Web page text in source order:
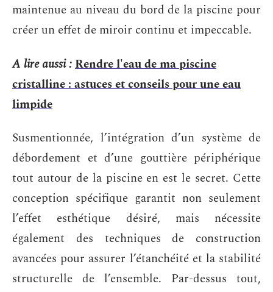
maintenue au niveau du bord de la piscine pour
créer un effet de miroir continu et impeccable.
A lire aussi :Rendre l'eau de ma piscine
cristalline : astuces et conseils pour une eau
limpide
Susmentionnée, l’intégration d’un système de
débordement et d’une gouttière périphérique
tout autour de la piscine en est le secret. Cette
conception spécifique garantit non seulement
l’effet esthétique désiré, mais nécessite
également des techniques de construction
avancées pour assurer l’étanchéité et la stabilité
structurelle de l’ensemble. Par-dessus tout,